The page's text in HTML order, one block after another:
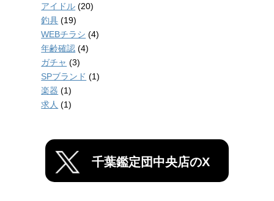
アイドル (20)
釣具 (19)
WEBチラシ (4)
年齢確認 (4)
ガチャ (3)
SPブランド (1)
楽器 (1)
求人 (1)
千葉鑑定団中央店のX